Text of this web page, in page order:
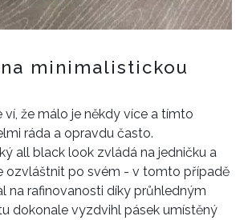
minimalistickou
že málo je někdy více a tímto
ráda a opravdu často.
all black look zvládá na jedničku a
ozvláštnit po svém - v tomto případě
na rafinovanosti díky průhledným
dokonale vyzdvihl pásek umístěný